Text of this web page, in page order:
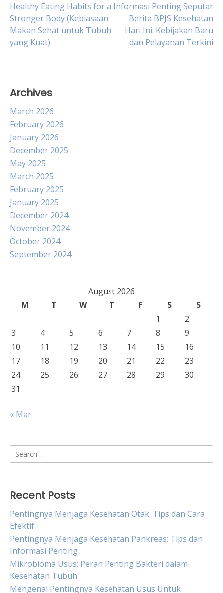
Post
navigation
Healthy Eating Habits for a
Stronger Body (Kebiasaan
Makan Sehat untuk Tubuh
yang Kuat)
Informasi Penting Seputar
Berita BPJS Kesehatan
Hari Ini: Kebijakan Baru
dan Pelayanan Terkini
Archives
March 2026
February 2026
January 2026
December 2025
May 2025
March 2025
February 2025
January 2025
December 2024
November 2024
October 2024
September 2024
August 2026
M
T W T F S
S
1
2
3
4 5 6 7 8
9
10
11 12 13 14 15
16
17
18 19 20 21 22
23
24
25 26 27 28 29
30
31
« Mar
Search
for:
Recent Posts
Pentingnya Menjaga Kesehatan Otak: Tips dan Cara
Efektif
Pentingnya Menjaga Kesehatan Pankreas: Tips dan
Informasi Penting
Mikrobioma Usus: Peran Penting Bakteri dalam
Kesehatan Tubuh
Mengenal Pentingnya Kesehatan Usus Untuk